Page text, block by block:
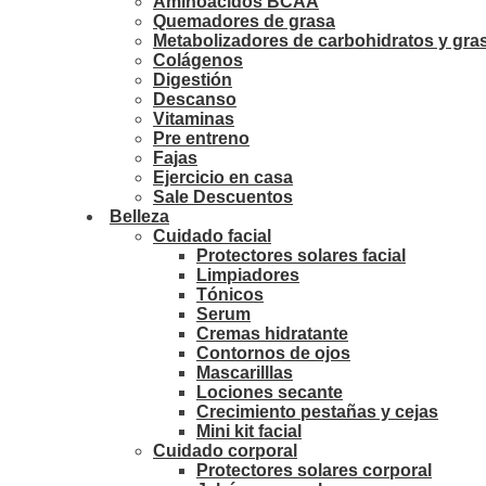
Quemadores de grasa
Metabolizadores de carbohidratos y
Colágenos
Digestión
Descanso
Vitaminas
Pre entreno
Fajas
Ejercicio en casa
Sale Descuentos
Belleza
Cuidado facial
Protectores solares facial
Limpiadores
Tónicos
Serum
Cremas hidratante
Contornos de ojos
Mascarilllas
Lociones secante
Crecimiento pestañas y cejas
Mini kit facial
Cuidado corporal
Protectores solares corporal